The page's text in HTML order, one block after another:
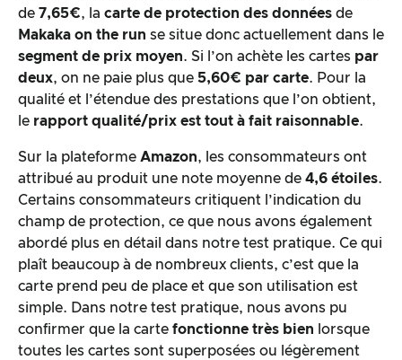
de 7,65€, la carte de protection des données de
Makaka on the run se situe donc actuellement dans le
segment de prix moyen. Si l’on achète les cartes par
deux, on ne paie plus que 5,60€ par carte. Pour la
qualité et l’étendue des prestations que l’on obtient,
le rapport qualité/prix est tout à fait raisonnable.
Sur la plateforme Amazon, les consommateurs ont
attribué au produit une note moyenne de 4,6 étoiles.
Certains consommateurs critiquent l’indication du
champ de protection, ce que nous avons également
abordé plus en détail dans notre test pratique. Ce qui
plaît beaucoup à de nombreux clients, c’est que la
carte prend peu de place et que son utilisation est
simple. Dans notre test pratique, nous avons pu
confirmer que la carte fonctionne très bien lorsque
toutes les cartes sont superposées ou légèrement